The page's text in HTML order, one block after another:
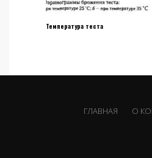
Температура теста
ГЛАВНАЯ О